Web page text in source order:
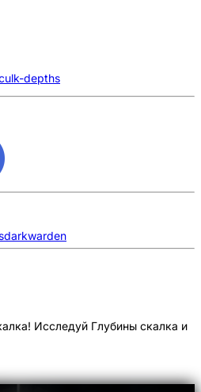
depths
darkwarden
Исследуй Глубины скалка и